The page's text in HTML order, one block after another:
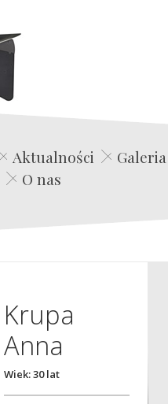
Edwin Film Agencja Aktorska
Aktualności
Galeria
O nas
Krupa
Anna
Wiek: 30 lat